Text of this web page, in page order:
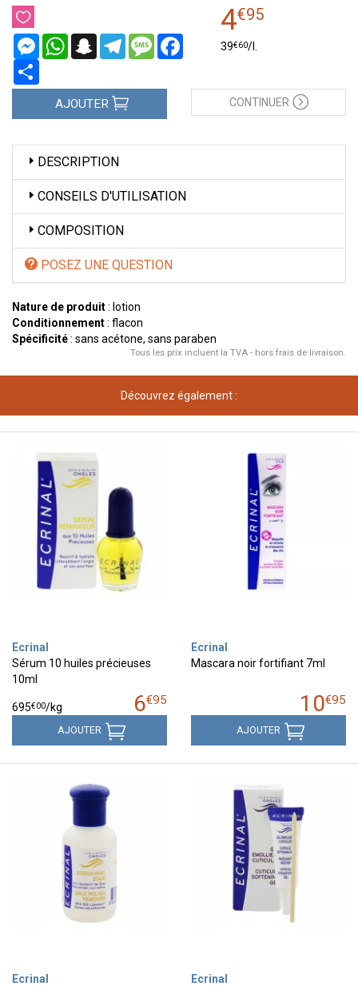
MessengerWhatsAppSnapchatTelegramMessageFacebook
4€95
39€60/
AJOUTER CONTINUER
DESCRIPTION
CONSEILS D'UTILISATION
COMPOSITION
POSEZ UNE QUESTION
Nature de produit: lotion
Conditionnement: flacon
Spécificité: sans acétone, sans paraben
Tous les prix incluent la TVA - hors frais de livraison.
Découvrez également :
Ecrinal
Sérum 10 huiles précieuses
10ml
6€95
695€00/kg
AJOUTER
Ecrinal
Mascara noir fortifiant 7ml
10€95
AJOUTER
Ecrinal
Ecrinal